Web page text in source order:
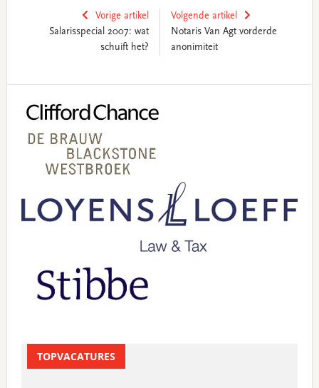
Vorige artikel
Salarisspecial 2007: wat
schuift het?
Volgende artikel
Notaris Van Agt vorderde
anonimiteit
Sidebar
TOPVACATURES